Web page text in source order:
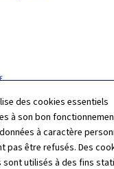
des cookies essentiels
à son bon
à caractère
pas être refusés. Des
sont utilisés à des fins